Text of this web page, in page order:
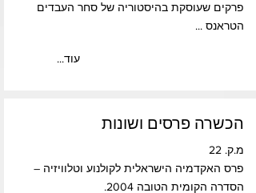
פרקים שעוסקת בהיסטוריה של סחר העבדים
הטראנס ...
...עוד
הכשרה פרסים ושונות
מ.ק. 22
פרס האקדמיה הישראלית לקולנוע וטלוויזיה –
הסדרה הקומית הטובה 2004.